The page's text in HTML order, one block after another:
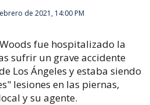
de 2021, 14:00 PM
fue hospitalizado la
sufrir un grave accidente
Los Ángeles y estaba siendo
lesiones en las piernas,
y su agente.